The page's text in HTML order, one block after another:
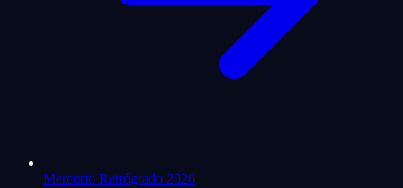
Mercurio Retrógrado 2026